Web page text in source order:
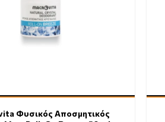
Φυσικός Αποσμητικός